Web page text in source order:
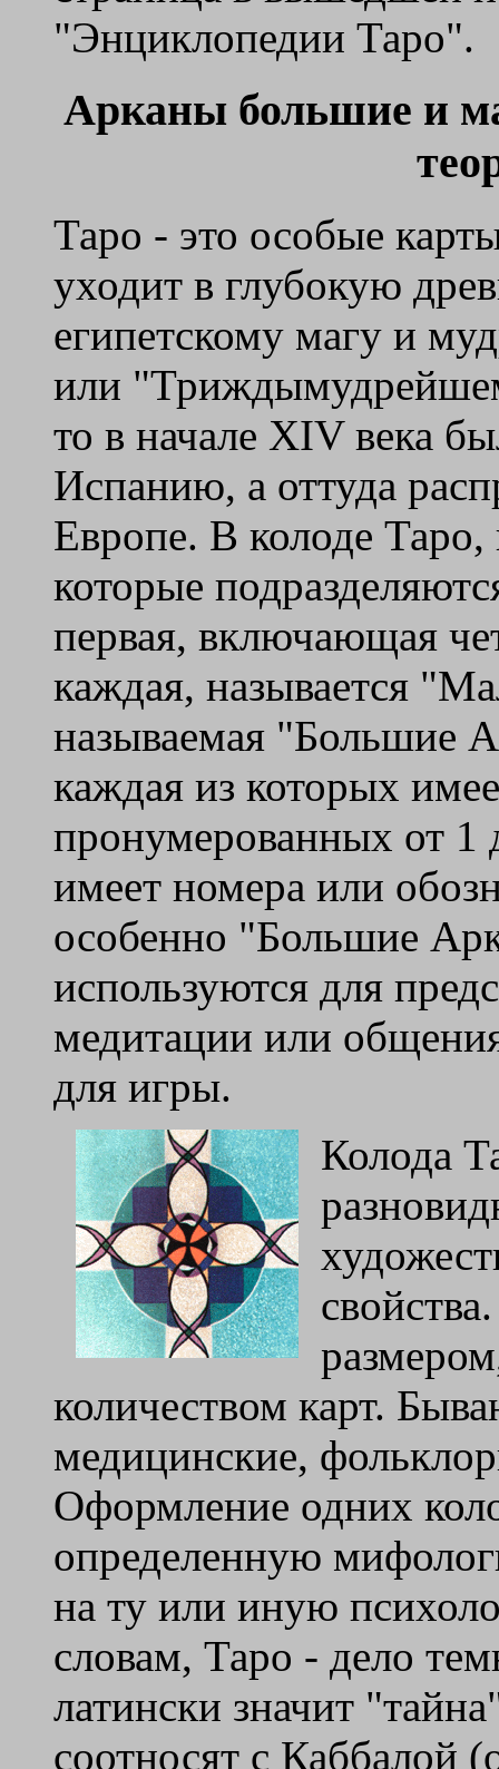
"Энциклопедии Таро".
Арканы большие и
Таро - это особые
уходит в глубокую
египетскому магу и
или
то в начале XIV века
Испанию, а оттуда
Европе. В колоде Таро,
которые
первая, включающая
каждая, называется
называемая "Большие
каждая из которых
пронумерованных от
имеет номера или
особенно "Большие
используются для
медитации или
для игры.
Колода
количеством карт.
медицинские,
Оформление одних
определенную
на ту или иную
словам, Таро - дело
латински значит
соотносят с Каббалой